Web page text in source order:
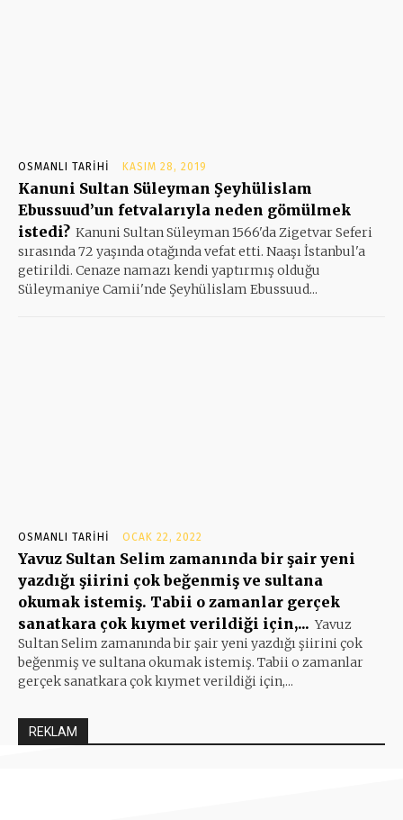
OSMANLI TARIHI KASIM 28, 2019
Kanuni Sultan Süleyman Şeyhülislam
Ebussuud’un fetvalarıyla neden gömülmek
istedi? Kanuni Sultan Süleyman 1566'da Zigetvar Seferi
sırasında 72 yaşında otağında vefat etti. Naaşı İstanbul'a
getirildi. Cenaze namazı kendi yaptırmış olduğu
Süleymaniye Camii'nde Şeyhülislam Ebussuud...
OSMANLI TARIHI OCAK 22, 2022
Yavuz Sultan Selim zamanında bir şair yeni
yazdığı şiirini çok beğenmiş ve sultana
okumak istemiş. Tabii o zamanlar gerçek
sanatkara çok kıymet verildiği için,... Yavuz
Sultan Selim zamanında bir şair yeni yazdığı şiirini çok
beğenmiş ve sultana okumak istemiş. Tabii o zamanlar
gerçek sanatkara çok kıymet verildiği için,...
REKLAM